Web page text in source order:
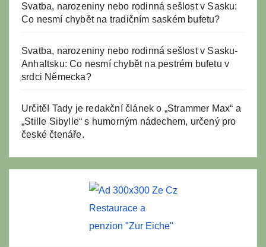
Svatba, narozeniny nebo rodinná sešlost v Sasku:
Co nesmí chybět na tradičním saském bufetu?
Svatba, narozeniny nebo rodinná sešlost v Sasku-
Anhaltsku: Co nesmí chybět na pestrém bufetu v
srdci Německa?
Určitě! Tady je redakční článek o „Strammer Max“ a
„Stille Sibylle“ s humorným nádechem, určený pro
české čtenáře.
Restaurace a
penzion "Zur Eiche"